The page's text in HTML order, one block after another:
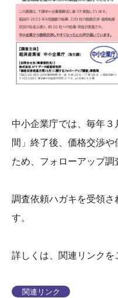
中小企業庁では、毎年
間」終了後、価格交渉
ため、フォローアップ調
調査依頼ハガキを受領
す。
詳しくは、関連リンクを
関連リンク